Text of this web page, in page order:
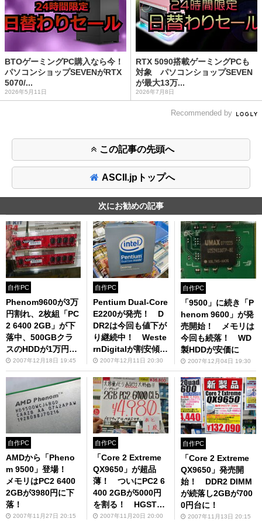
BTOゲーミングPC購入なら今！
パソコンショップSEVENがRTX
5070/...
2026年5月11日
RTX 5090搭載ゲーミングPCも
対象 パソコンショップSEVEN
が最大13万...
2026年7月8日
Recommended by
この記事の先頭へ
ASCII.jpトップへ
次にお勧めの記事
自作PC
Phenom9600が3万
円割れ、2枚組「PC
2 6400 2GB」が下
落中、500GBクラ
スのHDDが1万円割
れ相次ぐ
2007年12月18日 19:45
自作PC
Pentium Dual-Core
E2200が発売！ D
DR2は今回も値下が
り継続中！ Weste
rnDigitalが割安傾向
に2007年12月11日 20:30
自作PC
「9500」に続き「P
henom 9600」が発
売開始！ メモリは
今回も続落！ WD
製HDDが安価に
2007年12月04日 19:30
自作PC
AMDから「Pheno
m 9500」登場！
メモリはPC2 6400
2GBが3980円に下
落！
2007年11月27日 20:15
自作PC
「Core 2 Extreme
QX9650」が超品
薄！ ついにPC2 6
400 2GBが5000円
を割る！ HGSTが
品薄！
2007年11月20日 20:00
自作PC
「Core 2 Extreme
QX9650」発売開
始！ DDR2 DIMM
が続落し2GBが700
0円台に！
2007年11月13日 20:15